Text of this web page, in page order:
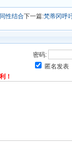
性结合下一篇:梵蒂冈呼
密码:
匿名发表
！